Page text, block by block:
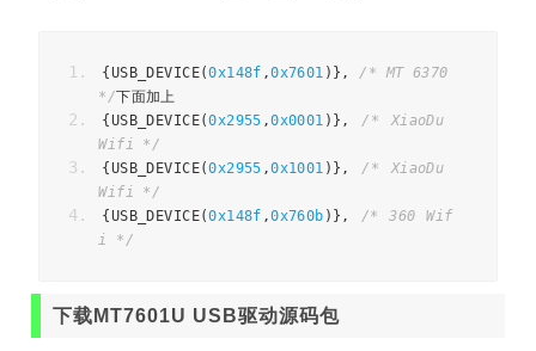
{ USB_DEVICE(0x148f ,0x7601 )},
/* MT 6370
*/下面加上
{ USB_DEVICE(0x2955 ,0x0001 )},
/* XiaoDu
Wifi */
{ USB_DEVICE(0x2955 ,0x1001 )},
/* XiaoDu
Wifi */
{ USB_DEVICE(0x148f ,0x760b )},
/* 360 Wif
i */
下载MT7601U USB驱动源码包